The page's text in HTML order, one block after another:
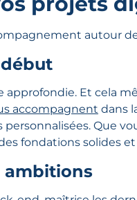
autour
Et cela
accompagnent dans
Que
fondations solides
ambitions